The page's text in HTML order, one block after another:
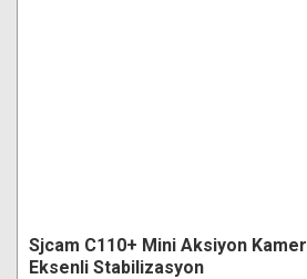
Sjcam C110+ Mini Aksiyon
Eksenli Stabilizasyon